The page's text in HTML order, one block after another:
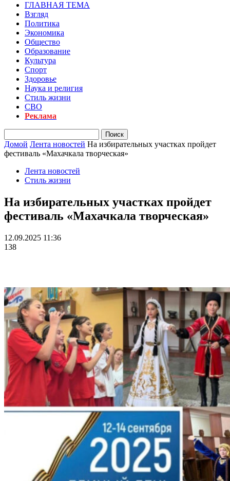
ГЛАВНАЯ ТЕМА
Взгляд
Политика
Экономика
Общество
Образование
Культура
Спорт
Здоровье
Наука и религия
Стиль жизни
СВО
Реклама
Домой Лента новостей На избирательных участках пройдет
фестиваль «Махачкала творческая»
Лента новостей
Стиль жизни
На избирательных участках пройдет
фестиваль «Махачкала творческая»
12.09.2025 11:36
138